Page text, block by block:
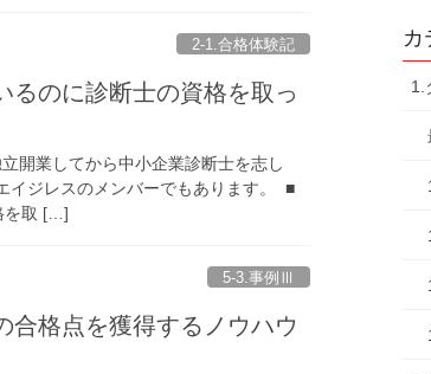
2-1.合格体験記
るのに診断士の資格を取っ
開業してから中小企業診断士を志し
イジレスのメンバーでもあります。 ■
を取 […]
5-3.事例Ⅲ
格点を獲得するノウハウ
カ
1.